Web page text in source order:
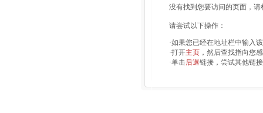
没有找到您要访问的页面，
请尝试以下操作：
·如果您已经在地址栏中输入
·打开主页 ，然后查找指向您
·单击后退链接，尝试其他链